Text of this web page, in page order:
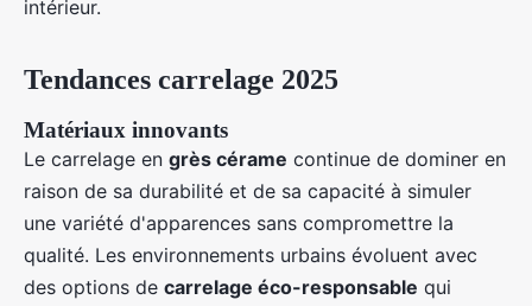
intérieur.
Tendances carrelage 2025
Matériaux innovants
Le carrelage en grès cérame continue de dominer en
raison de sa durabilité et de sa capacité à simuler
une variété d'apparences sans compromettre la
qualité. Les environnements urbains évoluent avec
des options de carrelage éco-responsable qui